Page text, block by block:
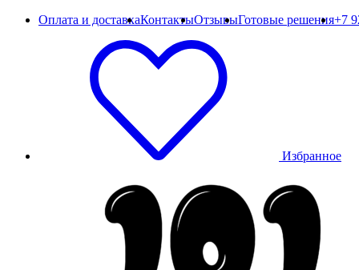
Оплата и доставкаКонтактыОтзывыГотовые решения+7
Избранное